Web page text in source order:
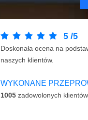
5 /5
Doskonała ocena na
naszych klientów.
WYKONANE
1005 zadowolonych